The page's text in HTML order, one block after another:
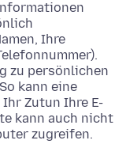
Ihre
zu persönlichen
kann eine
Zutun Ihre E-
kann auch nicht
zugreifen.